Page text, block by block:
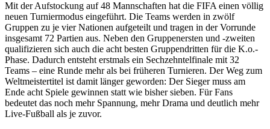
Mit der Aufstockung auf 48 Mannschaften hat die FIFA einen völlig
neuen Turniermodus eingeführt. Die Teams werden in zwölf
Gruppen zu je vier Nationen aufgeteilt und tragen in der Vorrunde
insgesamt 72 Partien aus. Neben den Gruppenersten und -zweiten
qualifizieren sich auch die acht besten Gruppendritten für die K.o.-
Phase. Dadurch entsteht erstmals ein Sechzehntelfinale mit 32
Teams – eine Runde mehr als bei früheren Turnieren. Der Weg zum
Weltmeistertitel ist damit länger geworden: Der Sieger muss am
Ende acht Spiele gewinnen statt wie bisher sieben. Für Fans
bedeutet das noch mehr Spannung, mehr Drama und deutlich mehr
Live-Fußball als je zuvor.